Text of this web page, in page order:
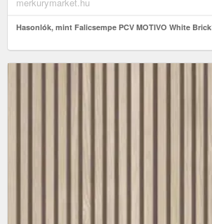
Hasonlók, mint Falicsempe PCV MOTIVO White Brick